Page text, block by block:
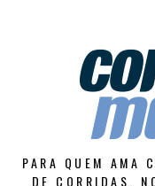
PARA QUEM AMA
DE CORRIDAS,